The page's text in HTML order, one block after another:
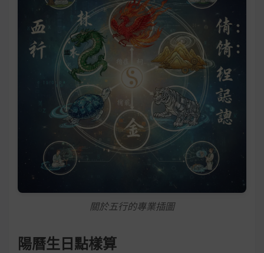
關於五行的專業插圖
陽曆生日點樣算